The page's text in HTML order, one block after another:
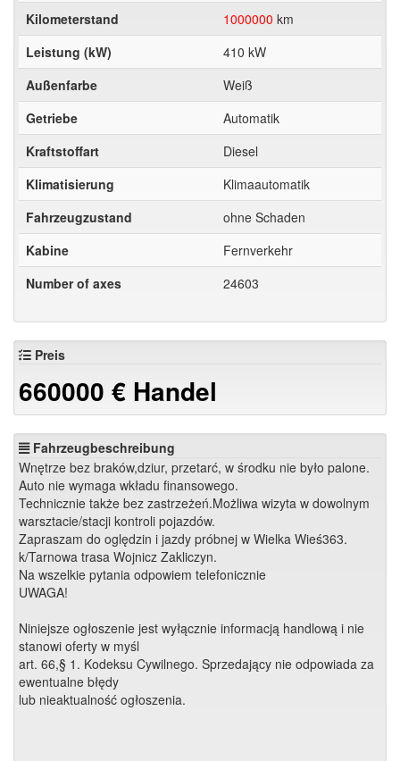
Kilometerstand 1000000 km
Leistung (kW)
410 kW
Außenfarbe
Weiß
Getriebe
Automatik
Kraftstoffart
Diesel
Klimatisierung
Klimaautomatik
Fahrzeugzustand
ohne Schaden
Kabine
Fernverkehr
Number of axes
24603
Preis
660000 € Handel
Fahrzeugbeschreibung
Wnętrze bez braków,dziur, przetarć, w środku nie było palone.
Auto nie wymaga wkładu finansowego.
Technicznie także bez zastrzeżeń.Możliwa wizyta w dowolnym
warsztacie/stacji kontroli pojazdów.
Zapraszam do oględzin i jazdy próbnej w Wielka Wieś363.
k/Tarnowa trasa Wojnicz Zakliczyn.
Na wszelkie pytania odpowiem telefonicznie
UWAGA!
Niniejsze ogłoszenie jest wyłącznie informacją handlową i nie
stanowi oferty w myśl
art. 66,§ 1. Kodeksu Cywilnego. Sprzedający nie odpowiada za
ewentualne błędy
lub nieaktualność ogłoszenia.